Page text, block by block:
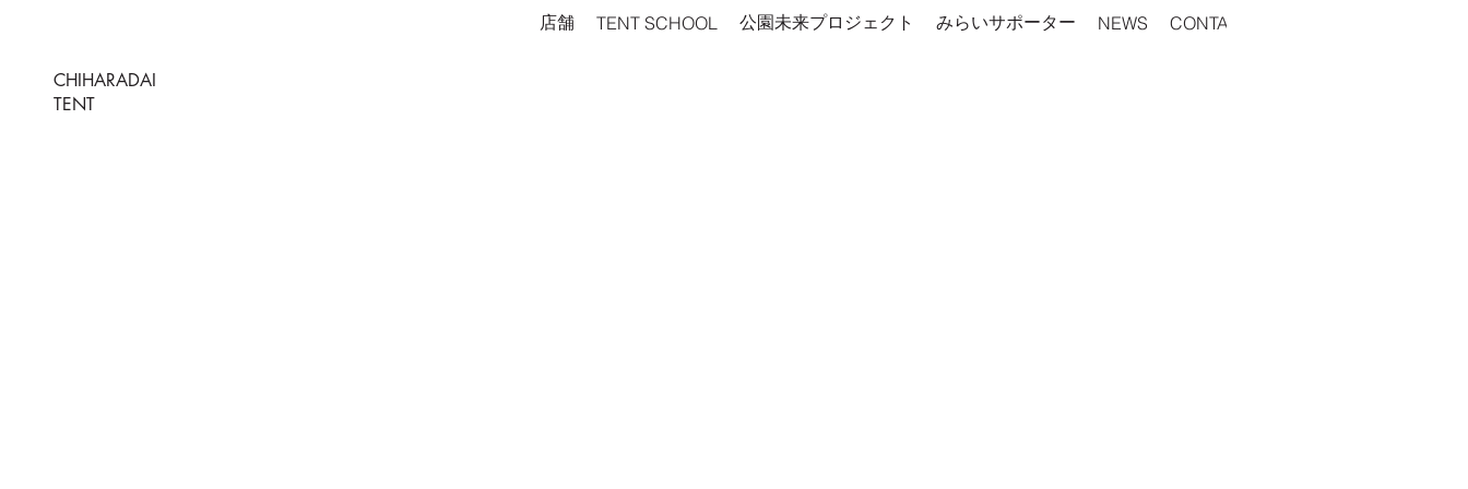
CHIHARADAI
TENT
店舗 TENT SCHOOL 公園未来プロジェクト みらいサポーター NEWS CONTACT